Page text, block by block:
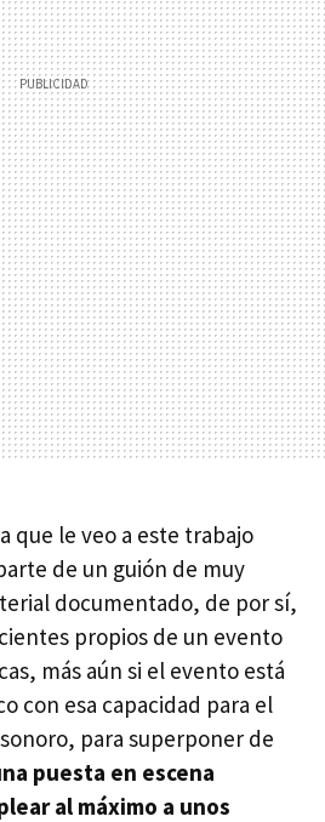
que le veo a este trabajo
de un guión de muy
documentado, de por sí,
propios de un evento
más aún si el evento está
con esa capacidad para el
para superponer de
puesta en escena
al máximo a unos